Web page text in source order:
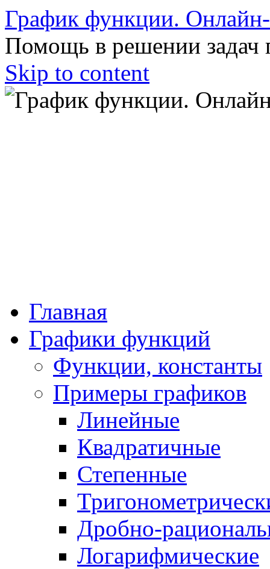
График функции.
Помощь в решении задач
Skip to content
Главная
Графики функций
Функции, константы
Примеры графиков
Линейные
Квадратичные
Степенные
Дробно-
Логарифмические